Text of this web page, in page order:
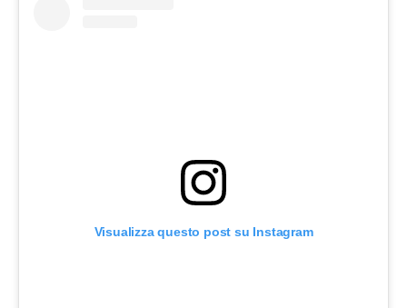
Visualizza questo post su Instagram